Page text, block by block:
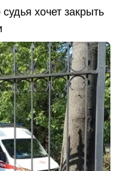
хочет закрыть